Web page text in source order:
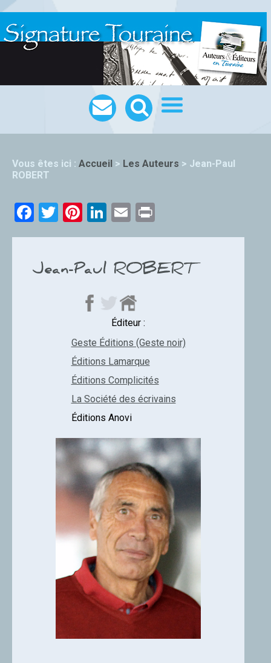
Vous êtes ici : Accueil > Les Auteurs > Jean-Paul
ROBERT
Facebook
TwitterPinterest
LinkedIn
Email
Jean-Paul ROBERT
Éditeur :
Geste Éditions (Geste noir)
Éditions Lamarque
Éditions Complicités
La Société des écrivains
Éditions Anovi